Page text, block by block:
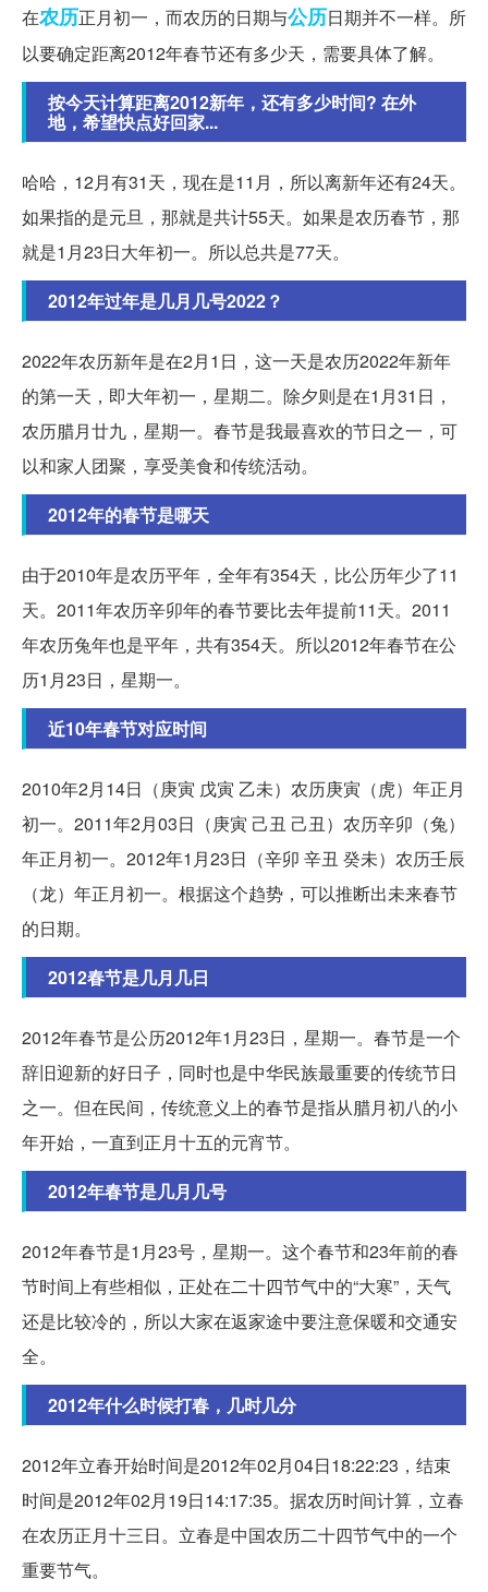
在农历正月初一，而农历的日期与公历日期并不一样。所
以要确定距离2012年春节还有多少天，需要具体了解。
按今天计算距离2012新年，还有多少时间? 在外
地，希望快点好回家...
哈哈，12月有31天，现在是11月，所以离新年还有24天。
如果指的是元旦，那就是共计55天。如果是农历春节，那
就是1月23日大年初一。所以总共是77天。
2012年过年是几月几号2022？
2022年农历新年是在2月1日，这一天是农历2022年新年
的第一天，即大年初一，星期二。除夕则是在1月31日，
农历腊月廿九，星期一。春节是我最喜欢的节日之一，可
以和家人团聚，享受美食和传统活动。
2012年的春节是哪天
由于2010年是农历平年，全年有354天，比公历年少了11
天。2011年农历辛卯年的春节要比去年提前11天。2011
年农历兔年也是平年，共有354天。所以2012年春节在公
历1月23日，星期一。
近10年春节对应时间
2010年2月14日（庚寅 戊寅 乙未）农历庚寅（虎）年正月
初一。2011年2月03日（庚寅 己丑 己丑）农历辛卯（兔）
年正月初一。2012年1月23日（辛卯 辛丑 癸未）农历壬辰
（龙）年正月初一。根据这个趋势，可以推断出未来春节
的日期。
2012春节是几月几日
2012年春节是公历2012年1月23日，星期一。春节是一个
辞旧迎新的好日子，同时也是中华民族最重要的传统节日
之一。但在民间，传统意义上的春节是指从腊月初八的小
年开始，一直到正月十五的元宵节。
2012年春节是几月几号
2012年春节是1月23号，星期一。这个春节和23年前的春
节时间上有些相似，正处在二十四节气中的“大寒”，天气
还是比较冷的，所以大家在返家途中要注意保暖和交通安
全。
2012年什么时候打春，几时几分
2012年立春开始时间是2012年02月04日18:22:23，结束
时间是2012年02月19日14:17:35。据农历时间计算，立春
在农历正月十三日。立春是中国农历二十四节气中的一个
重要节气。